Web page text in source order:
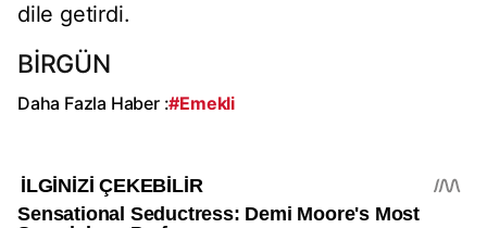
dile getirdi.
BİRGÜN
Daha Fazla Haber :#Emekli